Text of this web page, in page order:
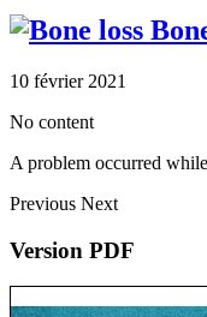
10 février 2021
No content
A problem occurred
Previous Next
Version PDF